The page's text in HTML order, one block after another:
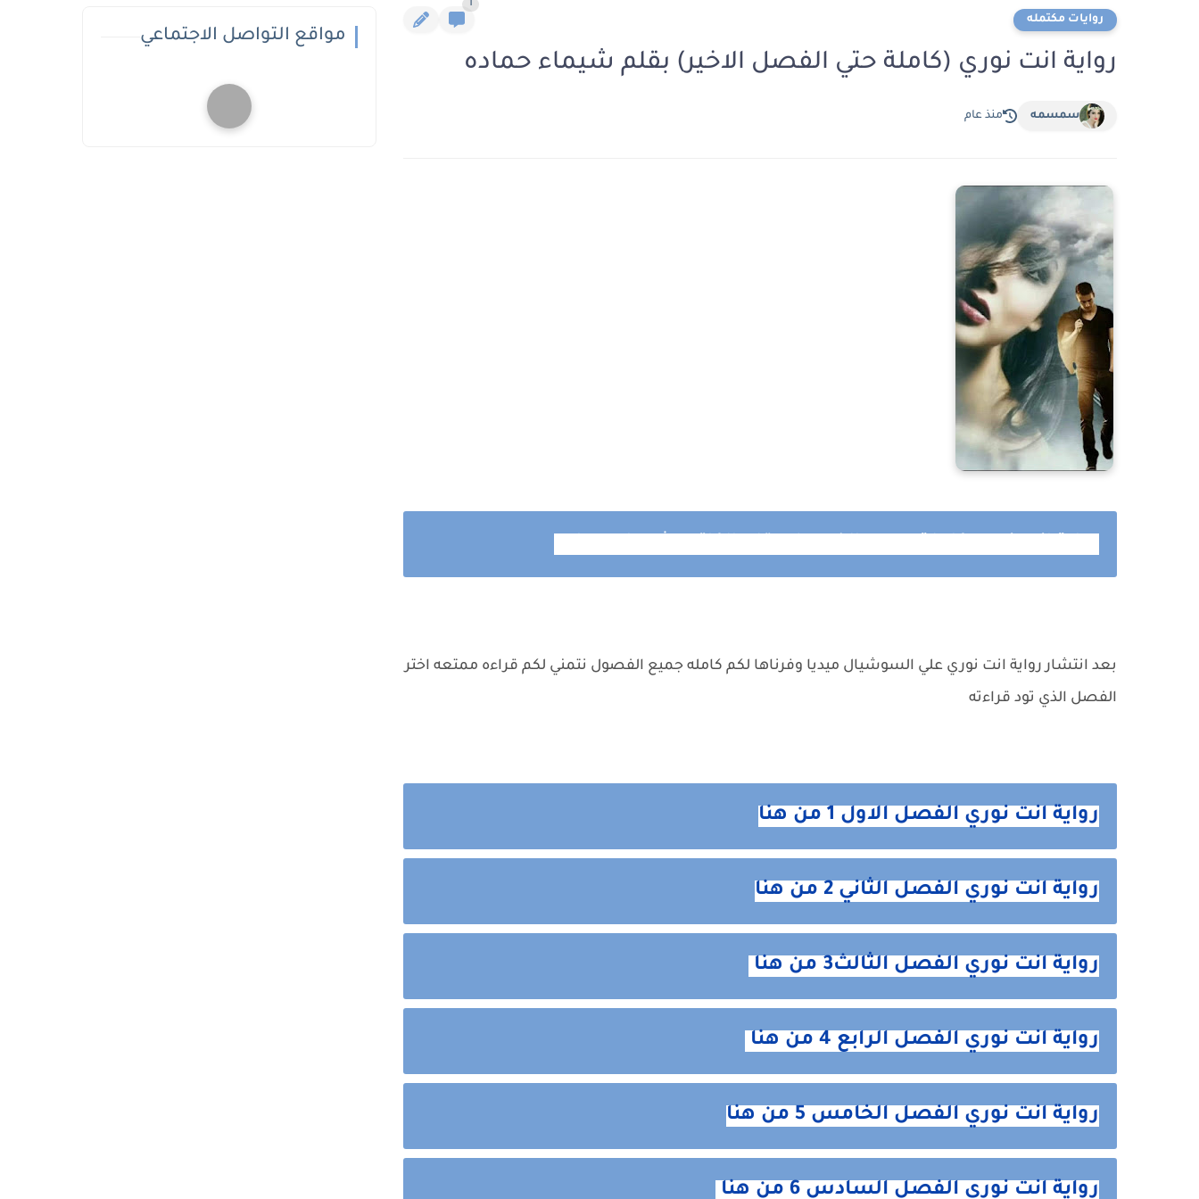
روايات مكتمله
1
رواية انت نوري (كاملة حتي الفصل الاخير) بقلم شيماء حماده
سمسمه منذ عام
بعد انتشار رواية انت نوري علي السوشيال ميديا وفرناها لكم كامله جميع الفصول نتمني لكم قراءه ممتعه اختر
الفصل الذي تود قراءته
رواية انت نوري الفصل الاول 1 من هنا
رواية انت نوري الفصل الثاني 2 من هنا
رواية انت نوري الفصل الثالث3 من هنا
رواية انت نوري الفصل الرابع 4 من هنا
رواية انت نوري الفصل الخامس 5 من هنا
رواية انت نوري الفصل السادس 6 من هنا
مواقع التواصل الاجتماعي